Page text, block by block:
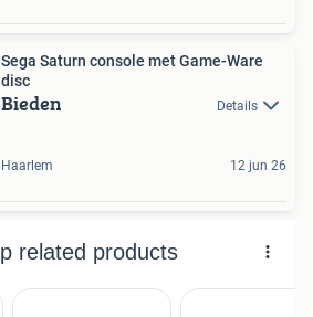
Sega Saturn console met Game-Ware
disc
Bieden Details
Haarlem 12 jun 26